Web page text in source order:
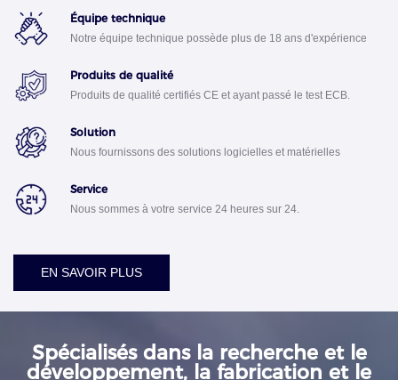
Équipe technique
Notre équipe technique possède plus de 18 ans d'expérience
bancaires.
Produits de qualité
Produits de qualité certifiés CE et ayant passé le test ECB.
Solution
Nous fournissons des solutions logicielles et matérielles
Service
Nous sommes à votre service 24 heures sur 24.
EN SAVOIR PLUS
Spécialisés dans la recherche et le
développement, la fabrication et le